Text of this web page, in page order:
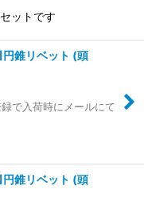
ットです
錐リベット (頭
で入荷時にメールにて
錐リベット (頭